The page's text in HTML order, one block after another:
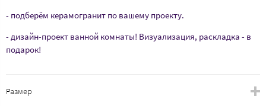
- подберём керамогранит по вашему проекту.
- дизайн-проект ванной комнаты! Визуализация, раскладка - в
подарок!
Размер